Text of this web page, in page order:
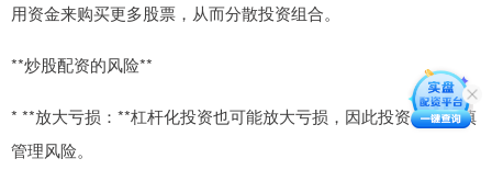
用资金来购买更多股票，从而分散投资组合。
**炒股配资的风险**
* **放大亏损：**杠杆化投资也可能放大亏损，因此投资者应谨慎
管理风险。